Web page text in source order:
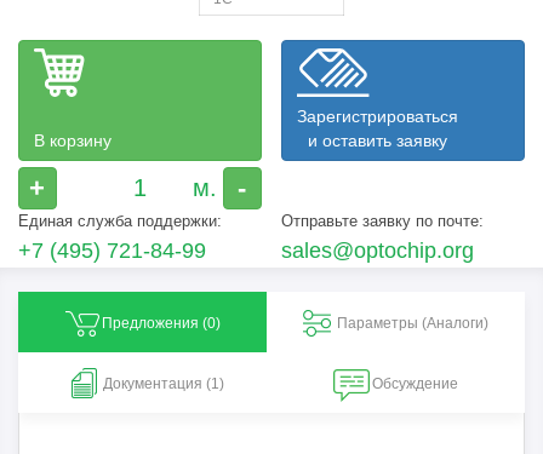
В корзину
+ -
Зарегистрироваться
и оставить заявку
Единая служба поддержки:
+7 (495) 721-84-99
Отправьте заявку по почте:
sales@optochip.org
Предложения (0) Параметры (Aналоги)
Документация (1) Обсуждение